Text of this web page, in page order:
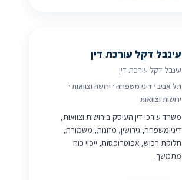
עינבל דקל עורכת דין
עינבל דקל עורכת דין
תל אביב · דיני משפחה · ירושה וצוואות ·
ירושות וצוואות
משרד עורכי דין העוסק בירושות וצוואות,
דיני משפחה, גירושין, מזונות, משמורת,
חלוקת רכוש, אפוטרופסות, ייפוי כוח
מתמשך.